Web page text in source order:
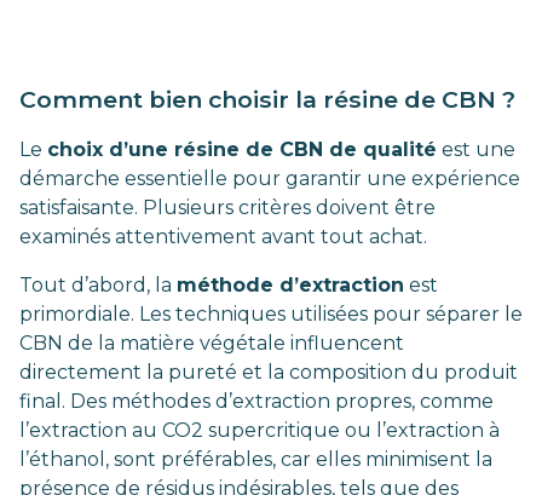
Comment bien choisir la résine de CBN ?
Le choix d’une résine de CBN de qualité est une
démarche essentielle pour garantir une expérience
satisfaisante. Plusieurs critères doivent être
examinés attentivement avant tout achat.
Tout d’abord, la méthode d’extraction est
primordiale. Les techniques utilisées pour séparer le
CBN de la matière végétale influencent
directement la pureté et la composition du produit
final. Des méthodes d’extraction propres, comme
l’extraction au CO2 supercritique ou l’extraction à
l’éthanol, sont préférables, car elles minimisent la
présence de résidus indésirables, tels que des